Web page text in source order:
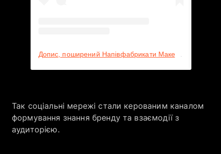
Так соціальні мережі стали керованим каналом
формування знання бренду та взаємодії з
аудиторією.